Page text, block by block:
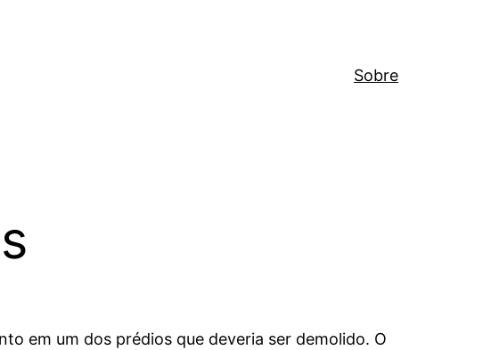
Sobre
em um dos prédios que deveria ser demolido. O